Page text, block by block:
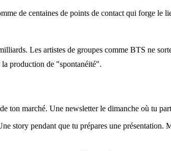
de centaines de points de contact qui forge
Les artistes de groupes comme BTS ne
la production de "spontanéité".
ton marché. Une newsletter le dimanche où tu
story pendant que tu prépares une